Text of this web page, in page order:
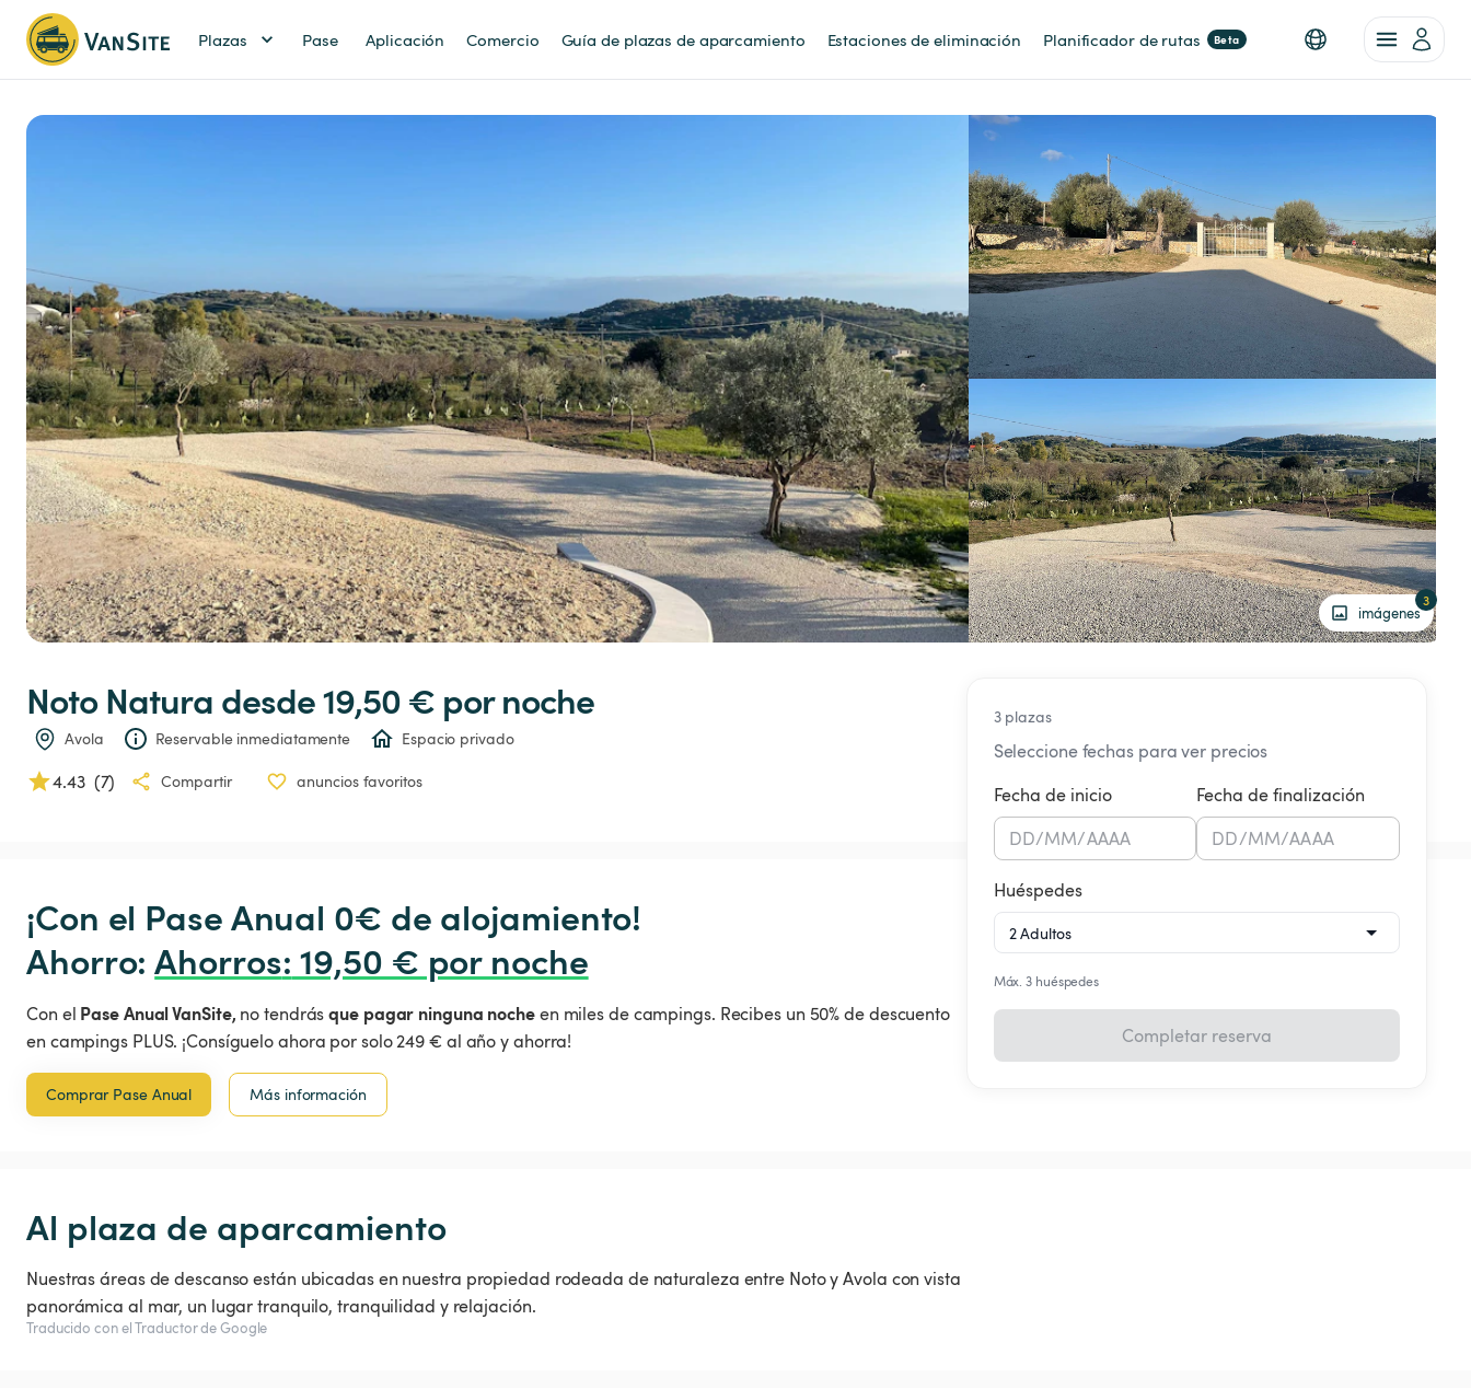
Plazas Pase Aplicación Comercio Guía de plazas de aparcamiento Estaciones de eliminación Planificador de rutas Beta
imágenes
3
Noto Natura desde 19,50 € por noche
Avola Reservable inmediatamente Espacio privado
4.43 (7) Compartir anuncios favoritos
3 plazas
Seleccione fechas para ver precios
Fecha de inicio
DD/MM/AAAA
Fecha de finalización
DD/MM/AAAA
Huéspedes
Máx. 3 huéspedes
Completar reserva
¡Con el Pase Anual 0€ de alojamiento!
Ahorro: Ahorros: 19,50 € por noche
Con el Pase Anual VanSite, no tendrásque pagar ninguna nocheen miles de campings. Recibes un 50% de descuento
en campings PLUS. ¡Consíguelo ahora por solo 249 € al año y ahorra!
Comprar Pase Anual Más información
Al plaza de aparcamiento
Nuestras áreas de descanso están ubicadas en nuestra propiedad rodeada de naturaleza entre Noto y Avola con vista
panorámica al mar, un lugar tranquilo, tranquilidad y relajación.
Traducido con el Traductor de Google